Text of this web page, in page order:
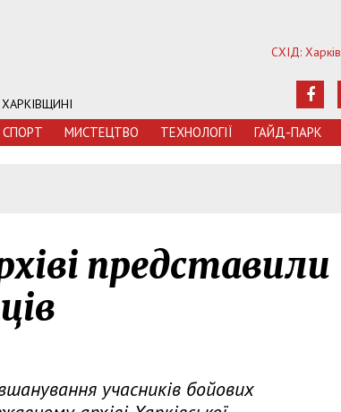
СХІД: Харків
СПОРТ МИСТЕЦТВО ТЕХНОЛОГIЇ ГАЙД-ПАРК
представили
учасників бойових